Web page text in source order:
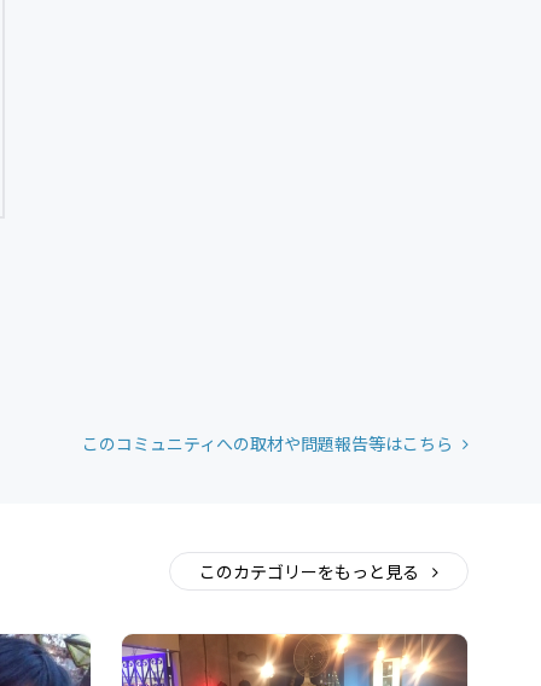
このコミュニティへの取材や問題報告等はこちら
このカテゴリーをもっと見る